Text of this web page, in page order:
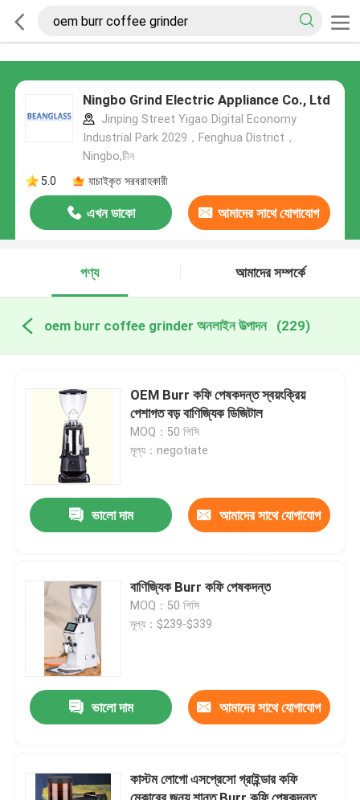
Ningbo Grind Electric Appliance Co., Ltd
Jinping Street Yigao Digital Economy
Industrial Park 2029，Fenghua District，
Ningbo,চীন
5.0
যাচাইকৃত সরবরাহকারী
এখন ডাকো আমাদের সাথে যোগাযোগ
পণ্য
আমাদের সম্পর্কে
oem burr coffee grinder অনলাইন উত্পাদন (229)
OEM Burr কফি পেষকদন্ত স্বয়ংক্রিয়
পেশাগত বড় বাণিজ্যিক ডিজিটাল
MOQ：50 পিসি
মূল্য：negotiate
ভালো দাম আমাদের সাথে যোগাযোগ
বাণিজ্যিক Burr কফি পেষকদন্ত
MOQ：50 পিসি
মূল্য：$239-$339
ভালো দাম আমাদের সাথে যোগাযোগ
কাস্টম লোগো এসপ্রেসো গ্রাইন্ডার কফি